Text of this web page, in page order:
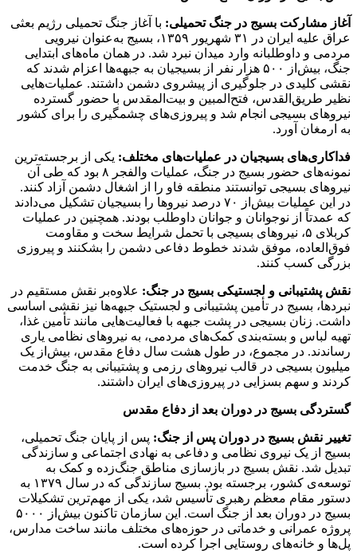
آغاز مشارکت بسیج در جنگ تحمیلی: با آغاز جنگ تحمیلی رژیم بعثی
عراق علیه ایران در ۳۱ شهریور ۱۳۵۹، بسیج به‌عنوان نیرویی
مردمی و داوطلبانه وارد میدان نبرد شد. در همان ماه‌های ابتدایی
جنگ، بیش‌از ۵۰۰ هزار نفر از بسیجیان به جبهه‌ها اعزام شدند که
نقشی کلیدی در جلوگیری از پیشروی دشمن داشتند. عملیات‌هایی
نظیر طریق‌القدس، فتح‌المبین و بیت‌المقدس با حضور گسترده
نیروهای بسیجی انجام شد و پیروزی‌های چشمگیری را برای کشور
به ارمغان آورد.
فداکاری‌های بسیجیان در عملیات‌های مختلف: یکی از برجسته‌ترین
نمونه‌های حضور بسیج در جنگ، عملیات والفجر ۸ بود که طی آن
نیروهای بسیجی توانستند منطقه فاو را از اشغال دشمن آزاد کنند.
در این عملیات بیش‌از ۷۰ درصد نیروها را بسیجیان تشکیل می‌دادند
که عمدتاً از نوجوانان و جوانان داوطلب بودند. همچنین در عملیات
کربلای ۵، نیروهای بسیجی با تحمل شرایط سخت و مقاومت
فوق‌العاده، موفق شدند خطوط دفاعی دشمن را بشکنند و پیروزی
بزرگی کسب کنند.
نقش پشتیبانی و لجستیکی بسیج در جنگ: علاوه‌بر نقش مستقیم در
نبردها، بسیج در تأمین پشتیبانی و لجستیک جبهه‌ها نیز نقشی اساسی
داشت. زنان بسیجی در پشت جبهه با فعالیت‌هایی مانند تأمین غذا،
تهیه لباس و بسته‌بندی کمک‌های مردمی، به نیروهای نظامی یاری
رساندند. در مجموع، در طول هشت سال دفاع مقدس، بیش‌از یک
میلیون بسیجی در قالب نیروهای رزمی و پشتیبانی به جنگ خدمت
کردند و سهم بسزایی در پیروزی‌های ایران داشتند.
گستردگی بسیج در دوران بعد از دفاع مقدس
تغییر نقش بسیج در دوران پس از جنگ: پس از پایان جنگ تحمیلی،
بسیج از یک نیروی نظامی و دفاعی به نهادی اجتماعی و سازندگی
تبدیل شد. نقش بسیج در بازسازی مناطق جنگ‌زده و کمک به
توسعه‌ی کشور، برجسته بود. بسیج سازندگی که در سال ۱۳۷۹ به
دستور مقام معظم رهبری تأسیس شد، یکی از مهم‌ترین تشکیلات
بسیج در دوران بعد از جنگ است. این سازمان تاکنون بیش‌از ۵۰۰۰
پروژه عمرانی و خدماتی در حوزه‌های مختلف مانند ساخت مدارس،
پل‌ها و خانه‌های روستایی اجرا کرده است.